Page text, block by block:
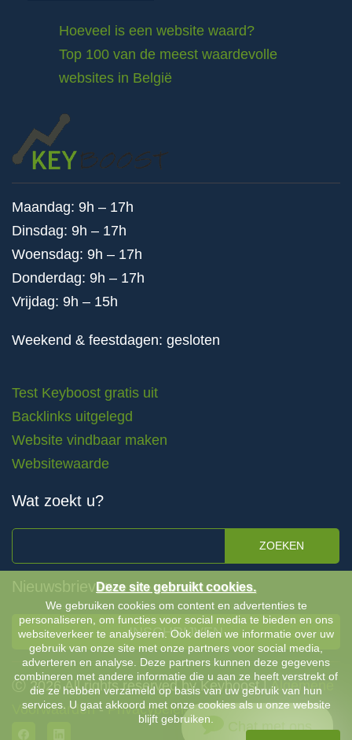
Hoeveel is een website waard?
Top 100 van de meest waardevolle
websites in België
Maandag: 9h – 17h
Dinsdag: 9h – 17h
Woensdag: 9h – 17h
Donderdag: 9h – 17h
Vrijdag: 9h – 15h
Weekend & feestdagen: gesloten
Test Keyboost gratis uit
Backlinks uitgelegd
Website vindbaar maken
Websitewaarde
Wat zoekt u?
ZOEKEN
Nieuwsbrieven
INSCHRIJVEN
Ⓒ 2026 All rights reserved by Keyboost |Algemene
Voorwaarden-Privacybeleid
Chat met ons
Deze site gebruikt cookies.
We gebruiken cookies om content en advertenties te
personaliseren, om functies voor social media te bieden en ons
websiteverkeer te analyseren. Ook delen we informatie over uw
gebruik van onze site met onze partners voor social media,
adverteren en analyse. Deze partners kunnen deze gegevens
combineren met andere informatie die u aan ze heeft verstrekt of
die ze hebben verzameld op basis van uw gebruik van hun
services. U gaat akkoord met onze cookies als u onze website
blijft gebruiken.